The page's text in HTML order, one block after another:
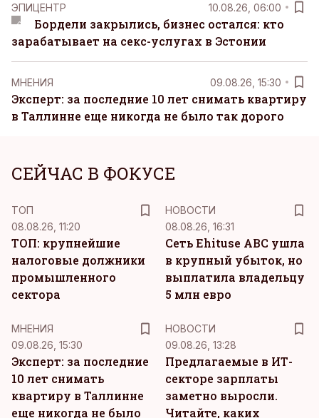
ЭПИЦЕНТР 10.08.26, 06:00
Бордели закрылись, бизнес остался: кто
зарабатывает на секс-услугах в Эстонии
MНЕНИЯ 09.08.26, 15:30
Эксперт: за последние 10 лет снимать квартиру
в Таллинне еще никогда не было так дорого
СЕЙЧАС В ФОКУСЕ
ТОП
08.08.26, 11:20
ТОП: крупнейшие
налоговые должники
промышленного
сектора
НОВОСТИ
08.08.26, 16:31
Сеть Ehituse ABC ушла
в крупный убыток, но
выплатила владельцу
5 млн евро
MНЕНИЯ
09.08.26, 15:30
Эксперт: за последние
10 лет снимать
квартиру в Таллинне
еще никогда не было
НОВОСТИ
09.08.26, 13:28
Предлагаемые в ИТ-
секторе зарплаты
заметно выросли.
Читайте, каких